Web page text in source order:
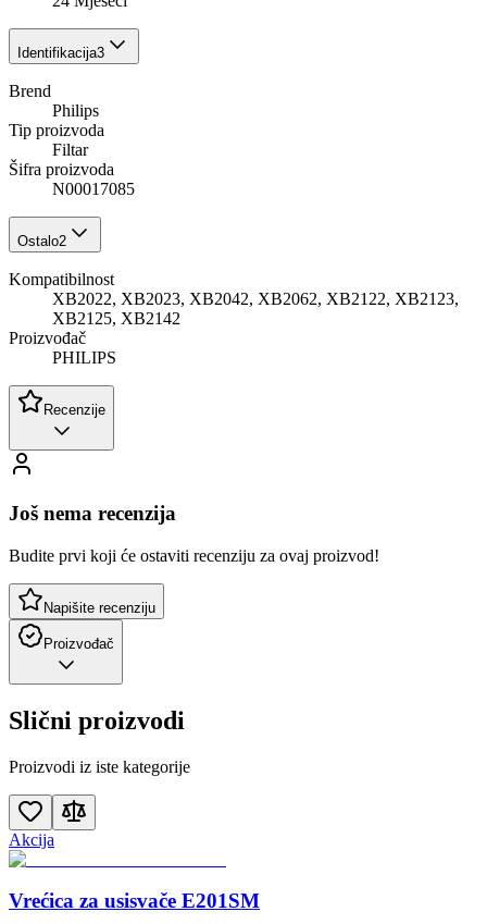
Identifikacija3
Brend
Philips
Tip proizvoda
Filtar
Šifra proizvoda
N00017085
Ostalo2
Kompatibilnost
XB2022, XB2023, XB2042, XB2062, XB2122, XB2123,
XB2125, XB2142
Proizvođač
PHILIPS
Recenzije
Još nema recenzija
Budite prvi koji će ostaviti recenziju za ovaj proizvod!
Napišite recenziju
Proizvođač
Slični proizvodi
Proizvodi iz iste kategorije
Akcija
Vrećica za usisvače E201SM